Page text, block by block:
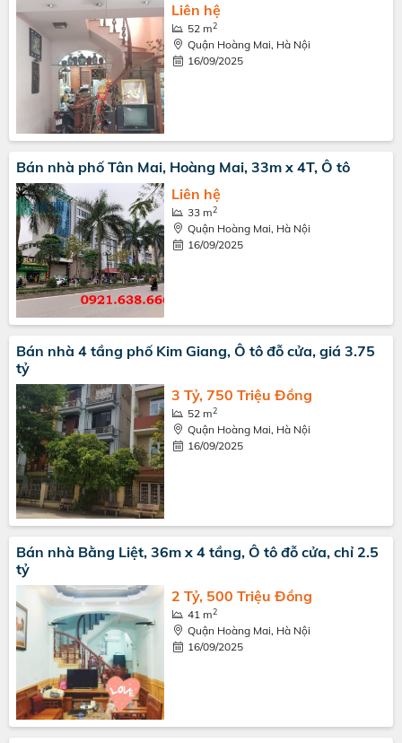
Liên hệ
52 m2
Quận Hoàng Mai, Hà Nội
16/09/2025
Bán nhà phố Tân Mai, Hoàng Mai, 33m x 4T, Ô tô
Liên hệ
33 m2
Quận Hoàng Mai, Hà Nội
16/09/2025
Bán nhà 4 tầng phố Kim Giang, Ô tô đỗ cửa, giá 3.75
tỷ
3 Tỷ, 750 Triệu Đồng
52 m2
Quận Hoàng Mai, Hà Nội
16/09/2025
Bán nhà Bằng Liệt, 36m x 4 tầng, Ô tô đỗ cửa, chỉ 2.5
tỷ
2 Tỷ, 500 Triệu Đồng
41 m2
Quận Hoàng Mai, Hà Nội
16/09/2025